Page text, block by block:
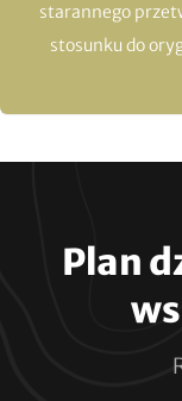
starannego
stosunku do
Plan